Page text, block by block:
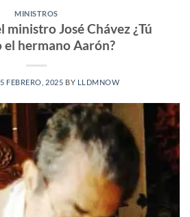
MINISTROS
ministro José Chávez ¿Tú
el hermano Aarón?
5 FEBRERO, 2025 BY LLDMNOW